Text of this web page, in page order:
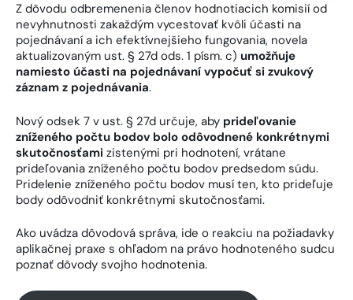
Z dôvodu odbremenenia členov hodnotiacich komisií od
nevyhnutnosti zakaždým vycestovať kvôli účasti na
pojednávaní a ich efektívnejšieho fungovania, novela
aktualizovaným ust. § 27d ods. 1 písm. c) umožňuje
namiesto účasti na pojednávaní vypočuť si zvukový
záznam z pojednávania.
Nový odsek 7 v ust. § 27d určuje, aby prideľovanie
zníženého počtu bodov bolo odôvodnené konkrétnymi
skutočnosťami zistenými pri hodnotení, vrátane
prideľovania zníženého počtu bodov predsedom súdu.
Pridelenie zníženého počtu bodov musí ten, kto prideľuje
body odôvodniť konkrétnymi skutočnosťami.
Ako uvádza dôvodová správa, ide o reakciu na požiadavky
aplikačnej praxe s ohľadom na právo hodnoteného sudcu
poznať dôvody svojho hodnotenia.